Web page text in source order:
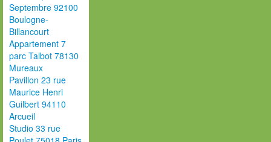
Septembre 92100
Boulogne-
Billancourt
Appartement 7
parc Talbot 78130
Mureaux
Pavillon 23 rue
Maurice Henri
Guilbert 94110
Arcueil
Studio 33 rue